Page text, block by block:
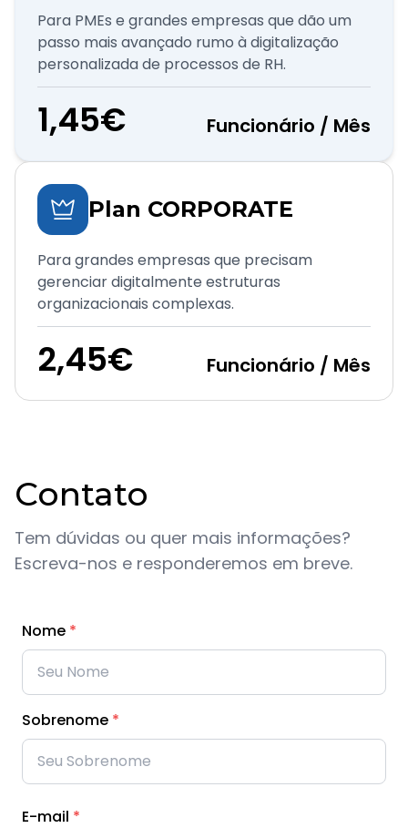
Para PMEs e grandes empresas que dão um
passo mais avançado rumo à digitalização
personalizada de processos de RH.
1,45€ Funcionário / Mês
Plan CORPORATE
Para grandes empresas que precisam
gerenciar digitalmente estruturas
organizacionais complexas.
2,45€ Funcionário / Mês
Contato
Tem dúvidas ou quer mais informações?
Escreva-nos e responderemos em breve.
Nome *
Sobrenome *
E-mail *